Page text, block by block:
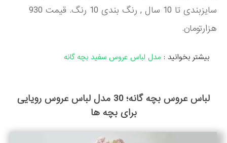
سایزبندی تا 10 سال , رنگ بندی 10 رنگ. قیمت 930
هزارتومان.
بیشتر بخوانید : مدل لباس عروس سفید بچه گانه
لباس عروس بچه گانه؛ 30 مدل لباس عروس رویایی
برای بچه ها